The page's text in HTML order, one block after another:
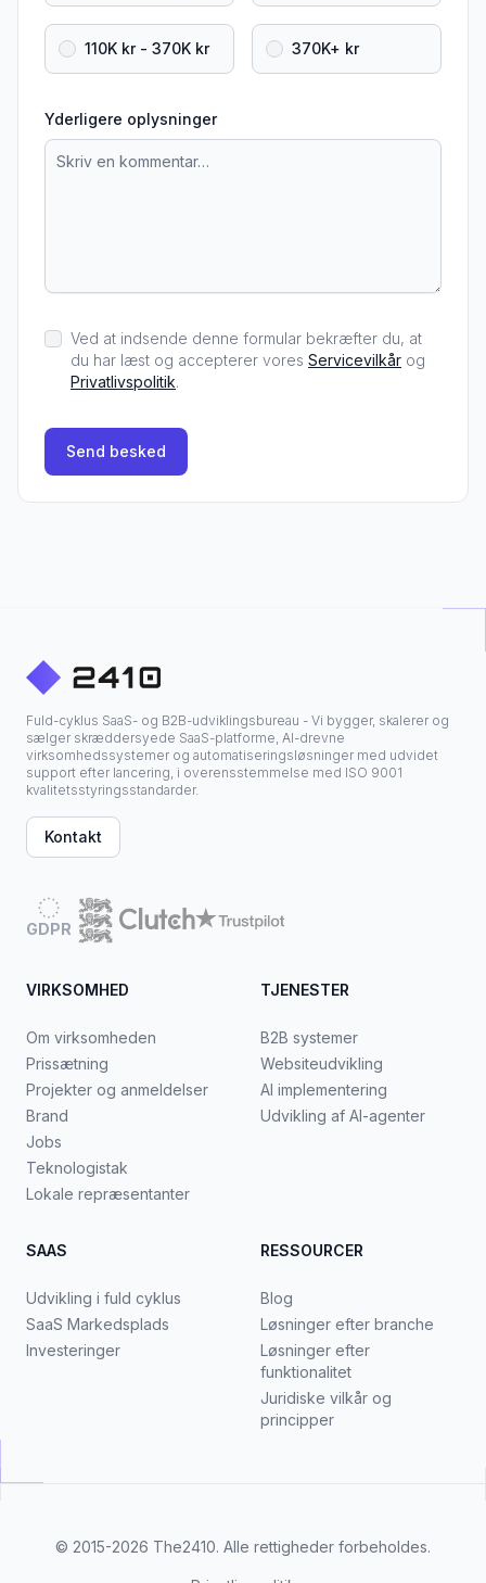
110K kr - 370K kr 370K+ kr
Yderligere oplysninger
Ved at indsende denne formular bekræfter du, at
du har læst og accepterer vores Servicevilkår og
Privatlivspolitik.
Send besked
Fuld-cyklus SaaS- og B2B-udviklingsbureau - Vi bygger, skalerer og
sælger skræddersyede SaaS-platforme, AI-drevne
virksomhedssystemer og automatiseringsløsninger med udvidet
support efter lancering, i overensstemmelse med ISO 9001
kvalitetsstyringsstandarder.
Kontakt
GDPR
VIRKSOMHED
Om virksomheden
Prissætning
Projekter og anmeldelser
Brand
Jobs
Teknologistak
Lokale repræsentanter
TJENESTER
B2B systemer
Websiteudvikling
AI implementering
Udvikling af AI-agenter
SAAS
Udvikling i fuld cyklus
SaaS Markedsplads
Investeringer
RESSOURCER
Blog
Løsninger efter branche
Løsninger efter
funktionalitet
Juridiske vilkår og
principper
© 2015-2026 The2410. Alle rettigheder forbeholdes.